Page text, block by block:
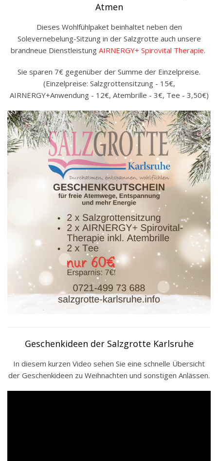
Atmen
Dieses Wohlfühlpaket beinhaltet neben den
Solevernebelung-Sitzung in der Salzgrotte auch unsere
brandneue Dienstleistung AIRNERGY+ Spirovital Therapie.
Sie sparen 7€ gegenüber der Summe der Einzelpreise.
(Einzelpreise: Salzgrottensitzung - 15€,
AIRNERGY+Anwendung - 12€, Atembrille - 3€, Tee - 3,50€)
Geschenkideen der Salzgrotte Karlsruhe
In diesem kurzen Video sehen Sie eine schnelle Übersicht
der Geschenkideen zu Weihnachten und sonstigen Anlässen.